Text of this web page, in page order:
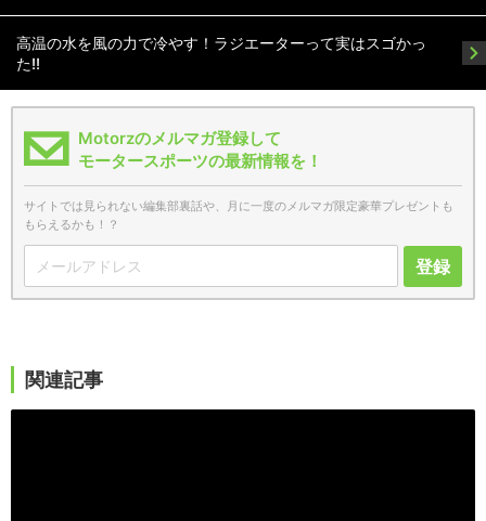
高温の水を風の力で冷やす！ラジエーターって実はスゴかっ
た!!
Motorzのメルマガ登録して
モータースポーツの最新情報を！
サイトでは見られない編集部裏話や、月に一度のメルマガ限定豪華プレゼントも
もらえるかも！？
登録
関連記事